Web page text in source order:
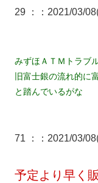
29 ： ：2021/03/
みずほＡＴＭトラブ
旧富士銀の流れ的に
と踏んでいるがな
71 ： ：2021/03/
予定より早く